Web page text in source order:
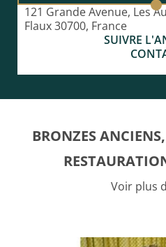
121 Grande Avenue, Les
Flaux 30700, France
SUIVRE
BRONZES
Voir plus